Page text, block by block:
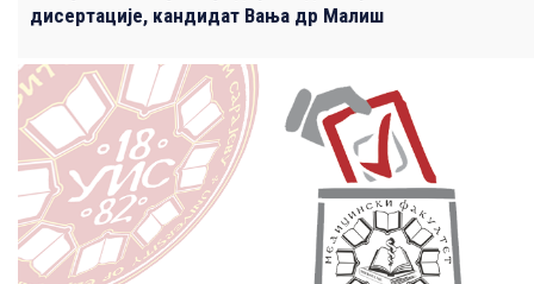
дисертације, кандидат Вања др Малиш